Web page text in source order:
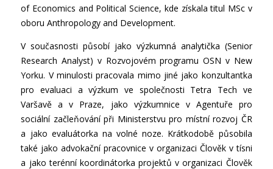
of Economics and Political Science, kde získala titul MSc v
oboru Anthropology and Development.
V současnosti působí jako výzkumná analytička (Senior
Research Analyst) v Rozvojovém programu OSN v New
Yorku. V minulosti pracovala mimo jiné jako konzultantka
pro evaluaci a výzkum ve společnosti Tetra Tech ve
Varšavě a v Praze, jako výzkumnice v Agentuře pro
sociální začleňování při Ministerstvu pro místní rozvoj ČR
a jako evaluátorka na volné noze. Krátkodobě působila
také jako advokační pracovnice v organizaci Člověk v tísni
a jako terénní koordinátorka projektů v organizaci Člověk